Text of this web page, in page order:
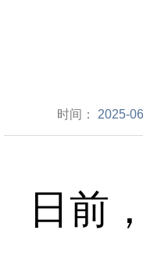
时间： 2025-
日前